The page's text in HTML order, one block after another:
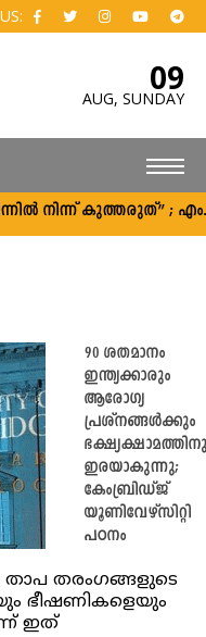
09
AUG, SUNDAY
നിന്ന് കുത്തരുത്” ;
90 ശതമാനം
ഇന്ത്യക്കാരും
ആരോഗ്യ
പ്രശ്‌നങ്ങൾക്കും
ഇരയാകുന്നു;
കേംബ്രിഡ്ജ്
യൂണിവേഴ്‌സിറ്റി
പഠനം
താപ തരംഗങ്ങളുടെ
ഭീഷണികളെയും
ഇത്